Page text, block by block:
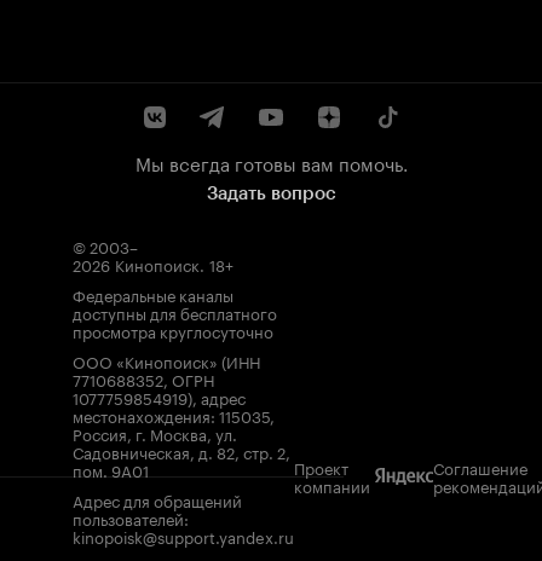
Мы всегда готовы вам помочь.
Задать вопрос
© 2003–
2026 Кинопоиск. 18+
Федеральные каналы
доступны для бесплатного
просмотра круглосуточно
ООО «Кинопоиск» (ИНН
7710688352, ОГРН
1077759854919), адрес
местонахождения: 115035,
Россия, г. Москва, ул.
Садовническая, д. 82, стр. 2,
пом. 9А01
Адрес для обращений
пользователей:
kinopoisk@support.yandex.ru
Проект
компании
Соглашение